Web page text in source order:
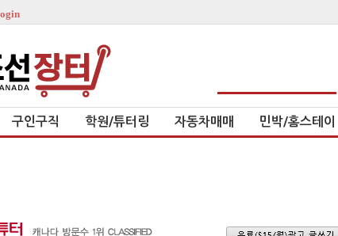
구인구직 학원/튜터링 자동차매매 민박/홈스테이